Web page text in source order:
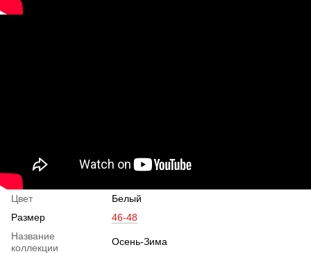
Цвет
Белый
Размер
46-48
Название
коллекции
Осень-Зима